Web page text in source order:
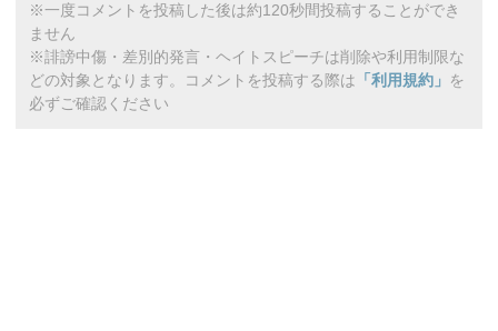
※一度コメントを投稿した後は約120秒間投稿することができ
ません
※誹謗中傷・差別的発言・ヘイトスピーチは削除や利用制限な
どの対象となります。コメントを投稿する際は 「利用規約」 を
必ずご確認ください